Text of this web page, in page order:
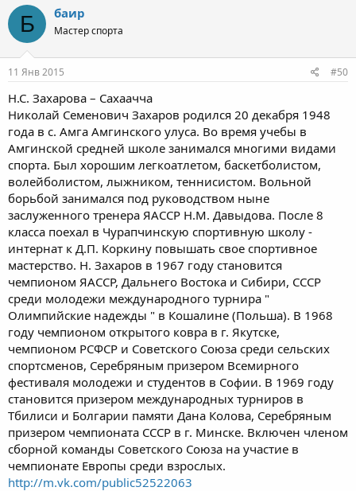
Б баир
Мастер спорта
11 Янв 2015 #50
Н.С. Захарова – Сахаачча
Николай Семенович Захаров родился 20 декабря 1948
года в с. Амга Амгинского улуса. Во время учебы в
Амгинской средней школе занимался многими видами
спорта. Был хорошим легкоатлетом, баскетболистом,
волейболистом, лыжником, теннисистом. Вольной
борьбой занимался под руководством ныне
заслуженного тренера ЯАССР Н.М. Давыдова. После 8
класса поехал в Чурапчинскую спортивную школу -
интернат к Д.П. Коркину повышать свое спортивное
мастерство. Н. Захаров в 1967 году становится
чемпионом ЯАССР, Дальнего Востока и Сибири, СССР
среди молодежи международного турнира "
Олимпийские надежды " в Кошалине (Польша). В 1968
году чемпионом открытого ковра в г. Якутске,
чемпионом РСФСР и Советского Союза среди сельских
спортсменов, Серебряным призером Всемирного
фестиваля молодежи и студентов в Софии. В 1969 году
становится призером международных турниров в
Тбилиси и Болгарии памяти Дана Колова, Серебряным
призером чемпионата СССР в г. Минске. Включен членом
сборной команды Советского Союза на участие в
чемпионате Европы среди взрослых.
http://m.vk.com/public52522063